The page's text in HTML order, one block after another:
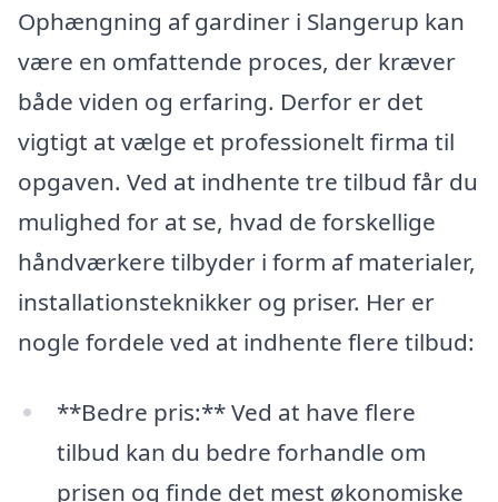
Ophængning af gardiner i Slangerup kan
være en omfattende proces, der kræver
både viden og erfaring. Derfor er det
vigtigt at vælge et professionelt firma til
opgaven. Ved at indhente tre tilbud får du
mulighed for at se, hvad de forskellige
håndværkere tilbyder i form af materialer,
installationsteknikker og priser. Her er
nogle fordele ved at indhente flere tilbud:
**Bedre pris:** Ved at have flere
tilbud kan du bedre forhandle om
prisen og finde det mest økonomiske